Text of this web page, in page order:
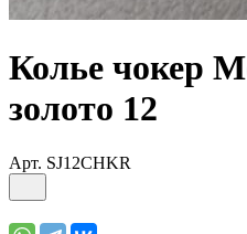
Колье чокер
золото 12
Арт. SJ12CHKR